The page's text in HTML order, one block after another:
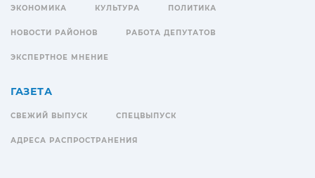
ЭКОНОМИКА КУЛЬТУРА ПОЛИТИКА
НОВОСТИ РАЙОНОВ РАБОТА ДЕПУТАТОВ
ЭКСПЕРТНОЕ МНЕНИЕ
ГАЗЕТА
СВЕЖИЙ ВЫПУСК СПЕЦВЫПУСК
АДРЕСА РАСПРОСТРАНЕНИЯ